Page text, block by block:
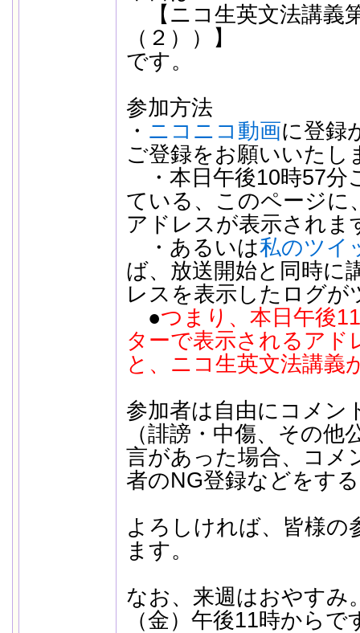
【ニコ生英文法講義
（２））】
です。
参加方法
・ ニコニコ動画に登録
ご登録をお願いいたし
・本日午後10時57分
ている、このページに
アドレスが表示されま
・あるいは私のツイ
ば、放送開始と同時に
レスを表示したログが
●つまり、本日午後
ターで表示されるアド
と、ニコ生英文法講義
参加者は自由にコメン
（誹謗・中傷、その
言があった場合、コメ
者のNG登録などをす
よろしければ、皆様の
ます。
なお、来週はおやすみ
（金）午後11時からで